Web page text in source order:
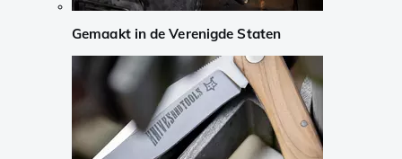
Gemaakt in de Verenigde Staten